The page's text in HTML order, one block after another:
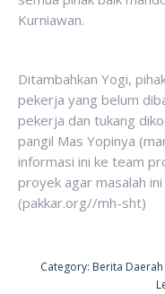
Kurniawan.
Ditambahkan Yogi,
pekerja yang belum
pekerja dan tukang
pangil Mas Yopinya
informasi ini ke team
proyek agar masalah
(pakkar.org//mh-sht)
Category: Berita Daerah